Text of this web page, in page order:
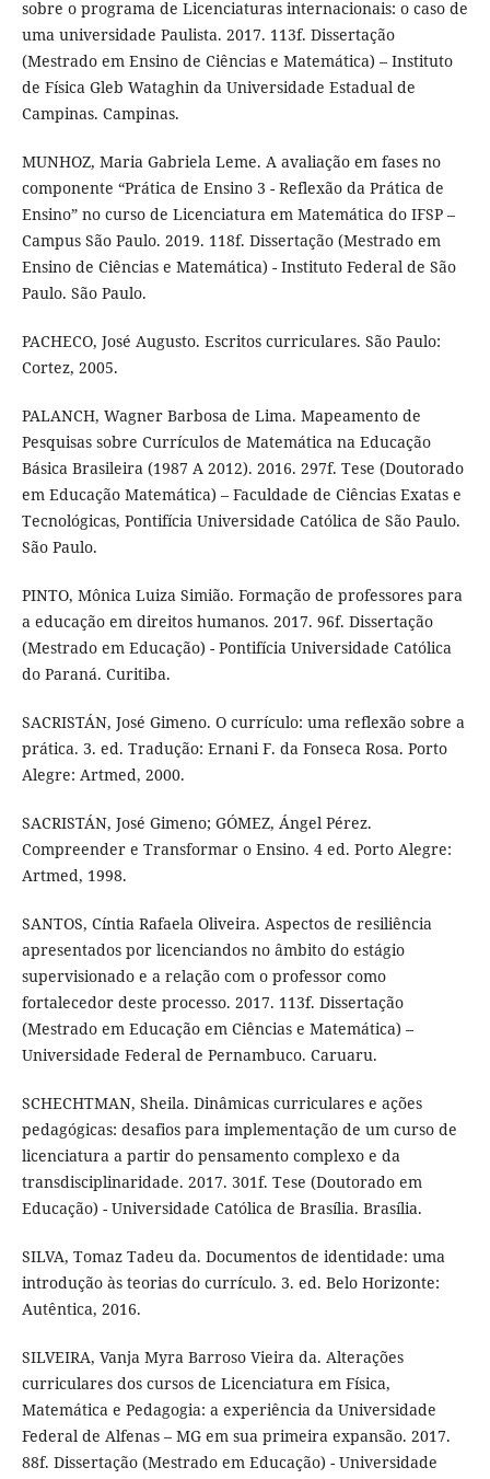
sobre o programa de Licenciaturas internacionais: o caso de
uma universidade Paulista. 2017. 113f. Dissertação
(Mestrado em Ensino de Ciências e Matemática) – Instituto
de Física Gleb Wataghin da Universidade Estadual de
Campinas. Campinas.
MUNHOZ, Maria Gabriela Leme. A avaliação em fases no
componente “Prática de Ensino 3 - Reflexão da Prática de
Ensino” no curso de Licenciatura em Matemática do IFSP –
Campus São Paulo. 2019. 118f. Dissertação (Mestrado em
Ensino de Ciências e Matemática) - Instituto Federal de São
Paulo. São Paulo.
PACHECO, José Augusto. Escritos curriculares. São Paulo:
Cortez, 2005.
PALANCH, Wagner Barbosa de Lima. Mapeamento de
Pesquisas sobre Currículos de Matemática na Educação
Básica Brasileira (1987 A 2012). 2016. 297f. Tese (Doutorado
em Educação Matemática) – Faculdade de Ciências Exatas e
Tecnológicas, Pontifícia Universidade Católica de São Paulo.
São Paulo.
PINTO, Mônica Luiza Simião. Formação de professores para
a educação em direitos humanos. 2017. 96f. Dissertação
(Mestrado em Educação) - Pontifícia Universidade Católica
do Paraná. Curitiba.
SACRISTÁN, José Gimeno. O currículo: uma reflexão sobre a
prática. 3. ed. Tradução: Ernani F. da Fonseca Rosa. Porto
Alegre: Artmed, 2000.
SACRISTÁN, José Gimeno; GÓMEZ, Ángel Pérez.
Compreender e Transformar o Ensino. 4 ed. Porto Alegre:
Artmed, 1998.
SANTOS, Cíntia Rafaela Oliveira. Aspectos de resiliência
apresentados por licenciandos no âmbito do estágio
supervisionado e a relação com o professor como
fortalecedor deste processo. 2017. 113f. Dissertação
(Mestrado em Educação em Ciências e Matemática) –
Universidade Federal de Pernambuco. Caruaru.
SCHECHTMAN, Sheila. Dinâmicas curriculares e ações
pedagógicas: desafios para implementação de um curso de
licenciatura a partir do pensamento complexo e da
transdisciplinaridade. 2017. 301f. Tese (Doutorado em
Educação) - Universidade Católica de Brasília. Brasília.
SILVA, Tomaz Tadeu da. Documentos de identidade: uma
introdução às teorias do currículo. 3. ed. Belo Horizonte:
Autêntica, 2016.
SILVEIRA, Vanja Myra Barroso Vieira da. Alterações
curriculares dos cursos de Licenciatura em Física,
Matemática e Pedagogia: a experiência da Universidade
Federal de Alfenas – MG em sua primeira expansão. 2017.
88f. Dissertação (Mestrado em Educação) - Universidade